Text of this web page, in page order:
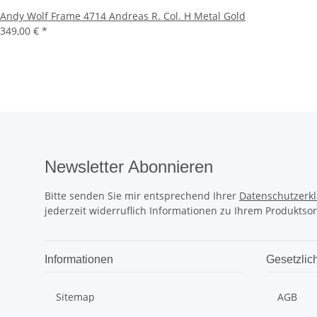
Andy Wolf Frame 4714 Andreas R. Col. H Metal Gold
349,00 € *
Newsletter Abonnieren
Bitte senden Sie mir entsprechend Ihrer
jederzeit widerruflich Informationen zu Ihrem
Informationen
Sitemap
AGB